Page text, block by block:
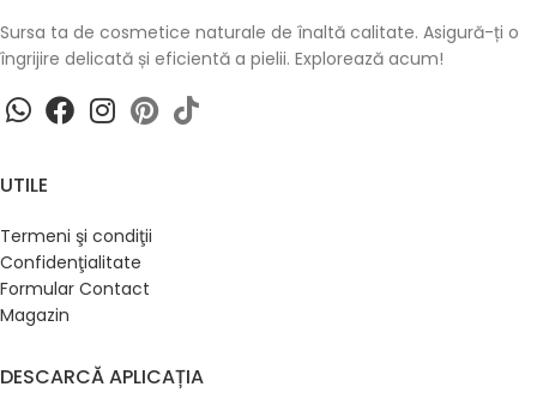
Sursa ta de cosmetice naturale de înaltă calitate. Asigură-ți o
îngrijire delicată și eficientă a pielii. Explorează acum!
UTILE
Termeni şi condiţii
Confidenţialitate
Formular Contact
Magazin
DESCARCĂ APLICAȚIA